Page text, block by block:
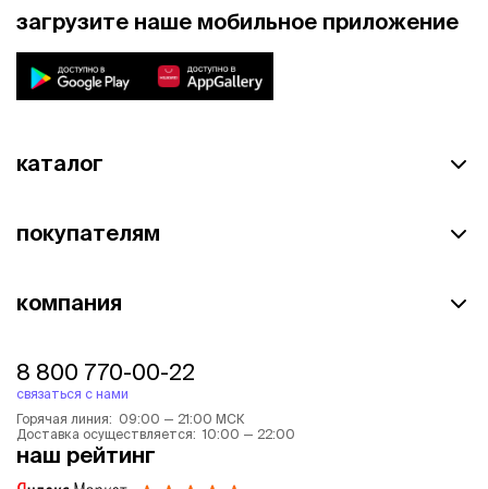
загрузите наше мобильное приложение
каталог
покупателям
компания
8 800 770-00-22
связаться с нами
Горячая линия: 09:00 — 21:00 МСК
Доставка осуществляется: 10:00 — 22:00
наш рейтинг